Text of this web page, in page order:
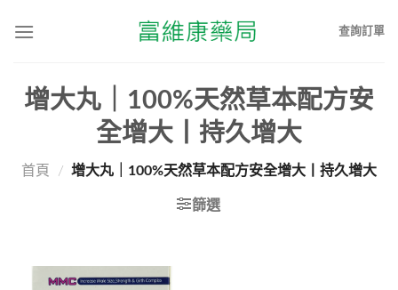
查詢訂單
增大丸｜100%天然草本配方安
全增大丨持久增大
首頁 / 增大丸｜100%天然草本配方安全增大丨持久增大
篩選